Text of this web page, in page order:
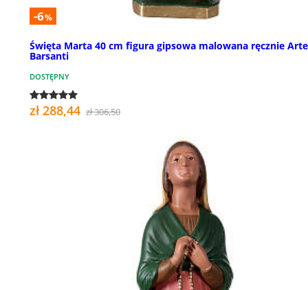
-6%
Święta Marta 40 cm figura gipsowa malowana ręcznie Arte
Barsanti
DOSTĘPNY
zł 288,44 zł 306,50